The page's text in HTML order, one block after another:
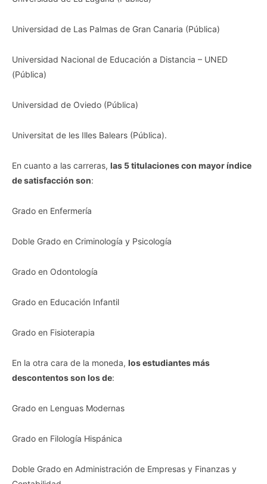
Universidad de Las Palmas de Gran Canaria (Pública)
Universidad Nacional de Educación a Distancia – UNED
(Pública)
Universidad de Oviedo (Pública)
Universitat de les Illes Balears (Pública).
En cuanto a las carreras, las 5 titulaciones con mayor índice
de satisfacción son:
Grado en Enfermería
Doble Grado en Criminología y Psicología
Grado en Odontología
Grado en Educación Infantil
Grado en Fisioterapia
En la otra cara de la moneda, los estudiantes más
descontentos son los de:
Grado en Lenguas Modernas
Grado en Filología Hispánica
Doble Grado en Administración de Empresas y Finanzas y